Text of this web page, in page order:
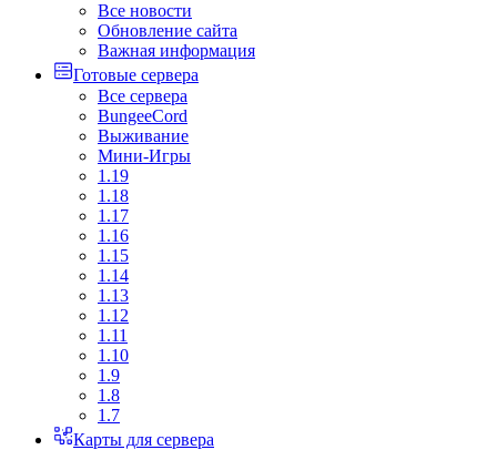
Все новости
Обновление сайта
Важная информация
Готовые сервера
Все сервера
BungeeCord
Выживание
Мини-Игры
1.19
1.18
1.17
1.16
1.15
1.14
1.13
1.12
1.11
1.10
1.9
1.8
1.7
Карты для сервера